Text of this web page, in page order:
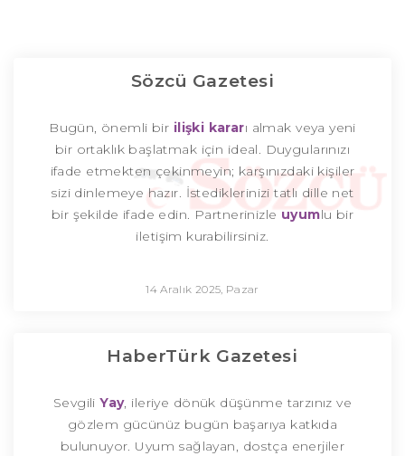
Sözcü Gazetesi
Bugün, önemli bir ilişki kararı almak veya yeni
bir ortaklık başlatmak için ideal. Duygularınızı
ifade etmekten çekinmeyin; karşınızdaki kişiler
sizi dinlemeye hazır. İstediklerinizi tatlı dille net
bir şekilde ifade edin. Partnerinizle uyumlu bir
iletişim kurabilirsiniz.
14 Aralık 2025, Pazar
HaberTürk Gazetesi
SevgiliYay, ileriye dönük düşünme tarzınız ve
gözlem gücünüz bugün başarıya katkıda
bulunuyor. Uyum sağlayan, dostça enerjiler